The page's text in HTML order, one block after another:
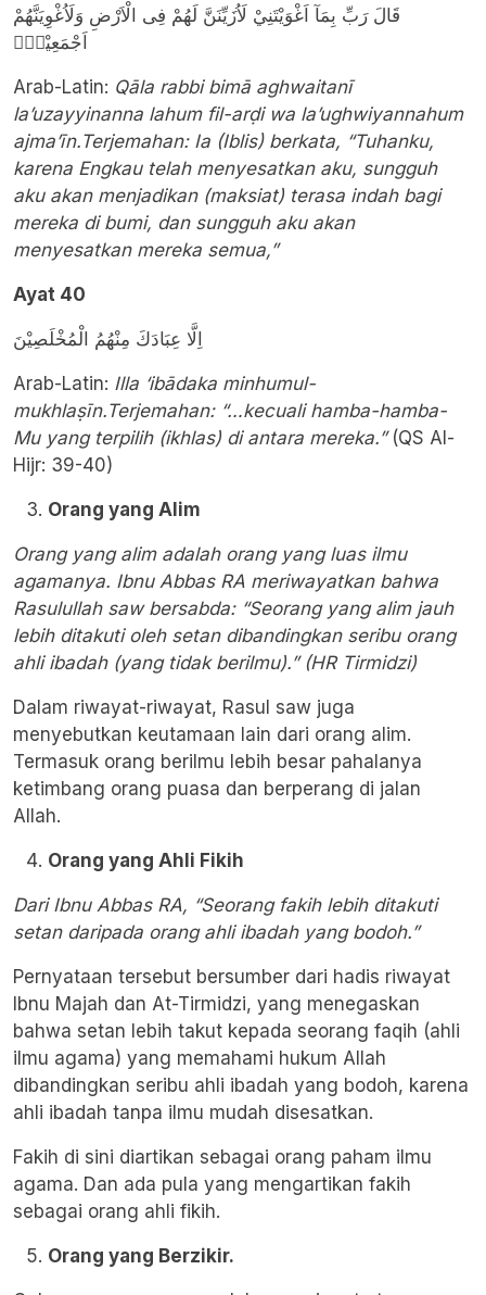
قَالَ رَبِّ بِمَآ اَغْوَيْتَنِيْ لَاُزَيِّنَنَّ لَهُمْ فِى الْاَرْضِ وَلَاُغْوِيَنَّهُمْ
اَجْمَعِيْنَۙ
Arab-Latin: Qāla rabbi bimā aghwaitanī
la’uzayyinanna lahum fil-arḍi wa la’ughwiyannahum
ajma’īn.Terjemahan: Ia (Iblis) berkata, “Tuhanku,
karena Engkau telah menyesatkan aku, sungguh
aku akan menjadikan (maksiat) terasa indah bagi
mereka di bumi, dan sungguh aku akan
menyesatkan mereka semua,”
Ayat 40
اِلَّا عِبَادَكَ مِنْهُمُ الْمُخْلَصِيْنَ
Arab-Latin: Illa ‘ibādaka minhumul-
mukhlaṣīn.Terjemahan: “…kecuali hamba-hamba-
Mu yang terpilih (ikhlas) di antara mereka.” (QS Al-
Hijr: 39-40)
Orang yang Alim
Orang yang alim adalah orang yang luas ilmu
agamanya. Ibnu Abbas RA meriwayatkan bahwa
Rasulullah saw bersabda: “Seorang yang alim jauh
lebih ditakuti oleh setan dibandingkan seribu orang
ahli ibadah (yang tidak berilmu).” (HR Tirmidzi)
Dalam riwayat-riwayat, Rasul saw juga
menyebutkan keutamaan lain dari orang alim.
Termasuk orang berilmu lebih besar pahalanya
ketimbang orang puasa dan berperang di jalan
Allah.
Orang yang Ahli Fikih
Dari Ibnu Abbas RA, “Seorang fakih lebih ditakuti
setan daripada orang ahli ibadah yang bodoh.”
Pernyataan tersebut bersumber dari hadis riwayat
Ibnu Majah dan At-Tirmidzi, yang menegaskan
bahwa setan lebih takut kepada seorang faqih (ahli
ilmu agama) yang memahami hukum Allah
dibandingkan seribu ahli ibadah yang bodoh, karena
ahli ibadah tanpa ilmu mudah disesatkan.
Fakih di sini diartikan sebagai orang paham ilmu
agama. Dan ada pula yang mengartikan fakih
sebagai orang ahli fikih.
Orang yang Berzikir.